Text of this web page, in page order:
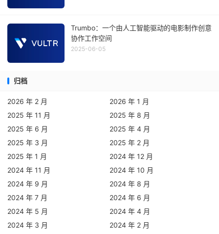
Trumbo：一个由人工智能驱动的电影制作创意
协作工作空间
2025-06-05
归档
2026 年 2 月
2026 年 1 月
2025 年 11 月
2025 年 8 月
2025 年 6 月
2025 年 4 月
2025 年 3 月
2025 年 2 月
2025 年 1 月
2024 年 12 月
2024 年 11 月
2024 年 10 月
2024 年 9 月
2024 年 8 月
2024 年 7 月
2024 年 6 月
2024 年 5 月
2024 年 4 月
2024 年 3 月
2024 年 2 月